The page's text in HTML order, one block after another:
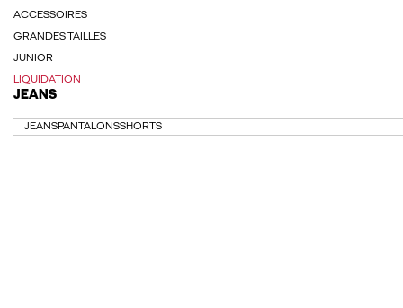
ACCESSOIRES
GRANDES TAILLES
JUNIOR
LIQUIDATION
JEANS
JEANSPANTALONSSHORTS